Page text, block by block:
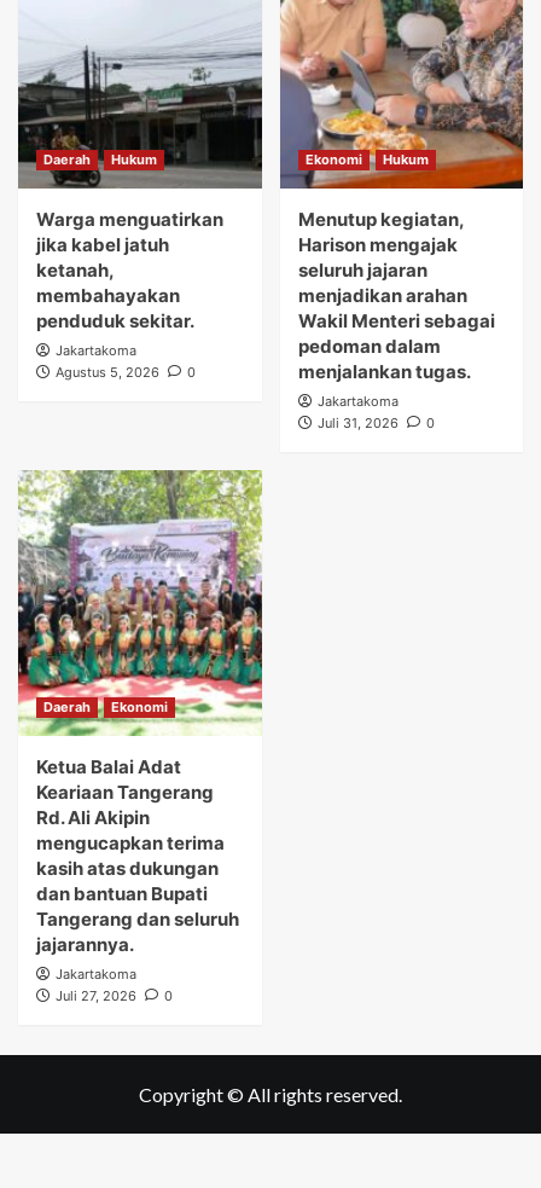
Daerah Hukum
Warga menguatirkan
jika kabel jatuh
ketanah,
membahayakan
penduduk sekitar.
Jakartakoma
Agustus 5, 2026
0
Ekonomi Hukum
Menutup kegiatan,
Harison mengajak
seluruh jajaran
menjadikan arahan
Wakil Menteri sebagai
pedoman dalam
menjalankan tugas.
Jakartakoma
Juli 31, 2026
0
Daerah Ekonomi
Ketua Balai Adat
Keariaan Tangerang
Rd. Ali Akipin
mengucapkan terima
kasih atas dukungan
dan bantuan Bupati
Tangerang dan seluruh
jajarannya.
Jakartakoma
Juli 27, 2026
0
Copyright © All rights reserved.